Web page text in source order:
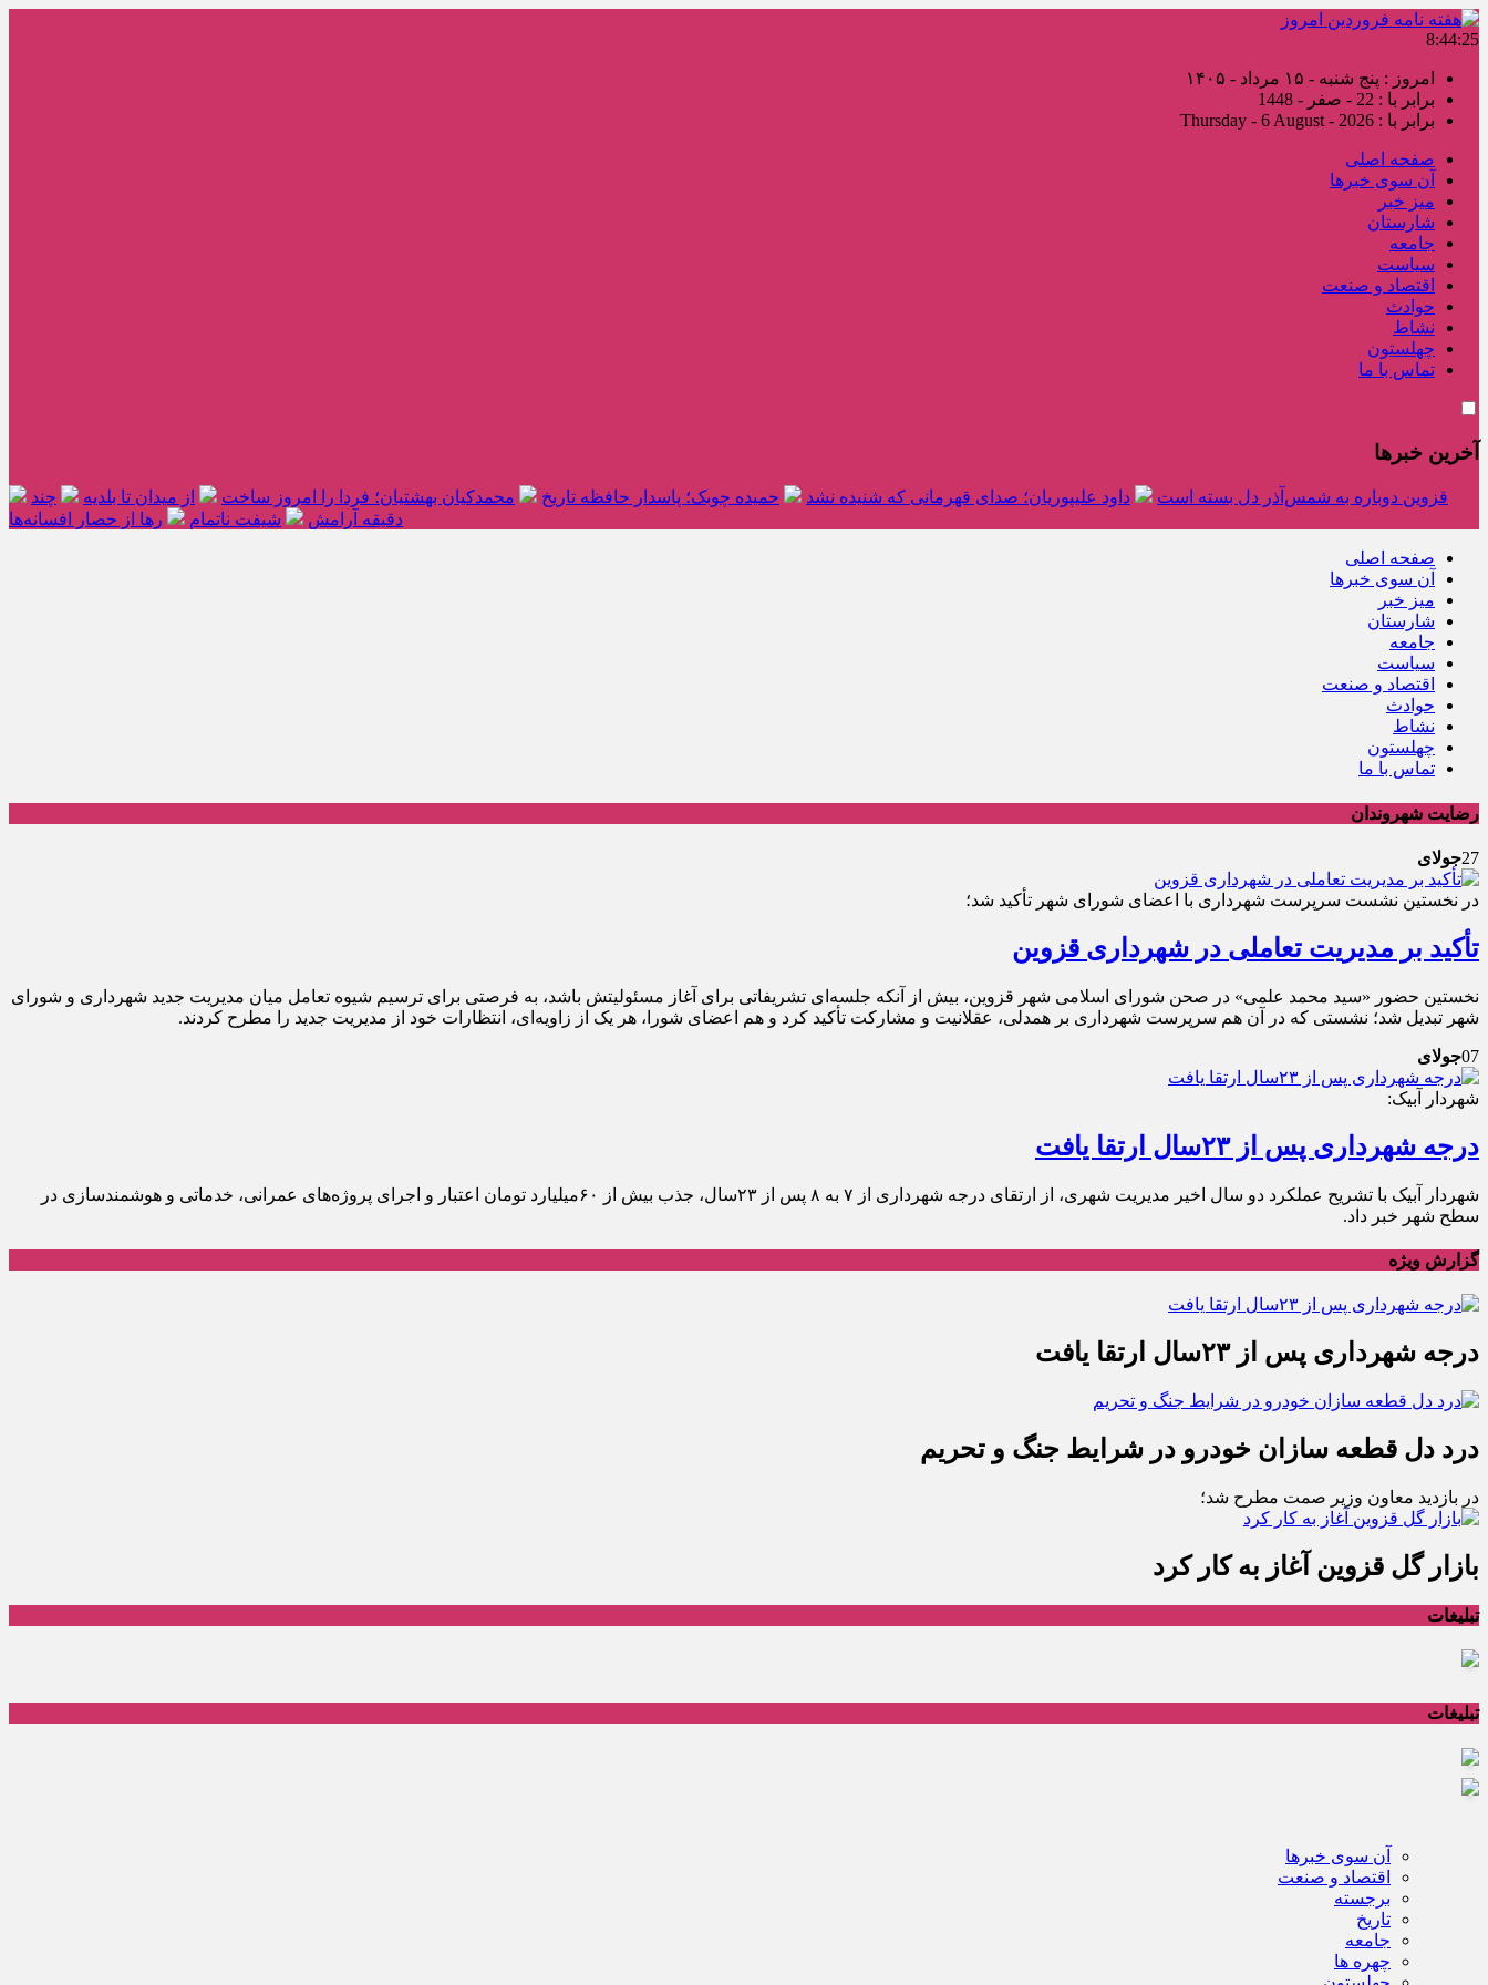
8:44:26
امروز : پنج شنبه - ۱۵ مرداد - ۱۴۰۵
برابر با : 22 - صفر - 1448
برابر با : Thursday - 6 August - 2026
صفحه اصلی
آن سوی خبرها
میز خبر
شارستان
جامعه
سیاست
اقتصاد و صنعت
حوادث
نشاط
چهلستون
تماس با ما
آخرین خبرها
قزوین دوباره به شمس‌آذر دل بسته است داود علیپوریان؛ صدای قهرمانی که شنیده نشد حمیده چوبک؛ پاسدار حافظه تاریخ محمدکیان بهشتیان؛ فردا را امروز ساخت از میدان تا بلدیه
چند
دقیقه آرامش
شیفت ناتمام رها از حصار افسانه‌ها
صفحه اصلی
آن سوی خبرها
میز خبر
شارستان
جامعه
سیاست
اقتصاد و صنعت
حوادث
نشاط
چهلستون
تماس با ما
رضایت شهروندان
27جولای
در نخستین نشست سرپرست شهرداری با اعضای شورای شهر تأکید شد؛
تأکید بر مدیریت تعاملی در شهرداری قزوین
نخستین حضور «سید محمد علمی» در صحن شورای اسلامی شهر قزوین، بیش از آنکه جلسه‌ای تشریفاتی برای آغاز مسئولیتش باشد، به فرصتی برای ترسیم شیوه تعامل میان مدیریت جدید شهرداری و شورای
شهر تبدیل شد؛ نشستی که در آن هم سرپرست شهرداری بر همدلی، عقلانیت و مشارکت تأکید کرد و هم اعضای شورا، هر یک از زاویه‌ای، انتظارات خود از مدیریت جدید را مطرح کردند.
07جولای
شهردار آبیک:
درجه شهرداری پس از ۲۳سال ارتقا یافت
شهردار آبیک با تشریح عملکرد دو سال اخیر مدیریت شهری، از ارتقای درجه شهرداری از ۷ به ۸ پس از ۲۳سال، جذب بیش از ۶۰میلیارد تومان اعتبار و اجرای پروژه‌های عمرانی، خدماتی و هوشمندسازی در
سطح شهر خبر داد.
گزارش ویژه
درجه شهرداری پس از ۲۳سال ارتقا یافت
درد دل قطعه سازان خودرو در شرایط جنگ و تحریم
در بازدید معاون وزیر صمت مطرح شد؛
بازار گل قزوین آغاز به کار کرد
تبلیغات
تبلیغات
آن سوی خبرها
اقتصاد و صنعت
برجسته
تاریخ
جامعه
چهره ها